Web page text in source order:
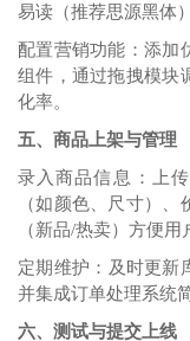
易读（推荐思源黑体）
配置营销功能‌：添加
组件，通过拖拽模块
化率。
五、商品上架与管理
录入商品信息‌：上
（如颜色、尺寸）
（新品/热卖）方便用
定期维护‌：及时更新
并集成订单处理系统
六、测试与提交上线